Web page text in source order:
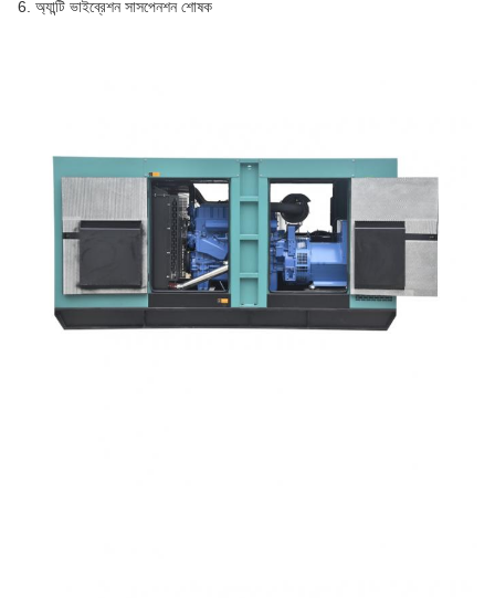
6. অ্যান্টি ভাইব্রেশন সাসপেনশন শোষক